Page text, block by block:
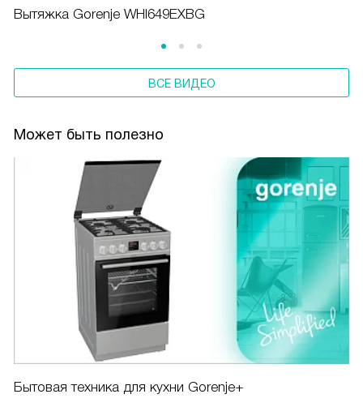
Вытяжка Gorenje WHI649EXBG
ВСЕ ВИДЕО
Может быть полезно
Бытовая техника для кухни Gorenje+